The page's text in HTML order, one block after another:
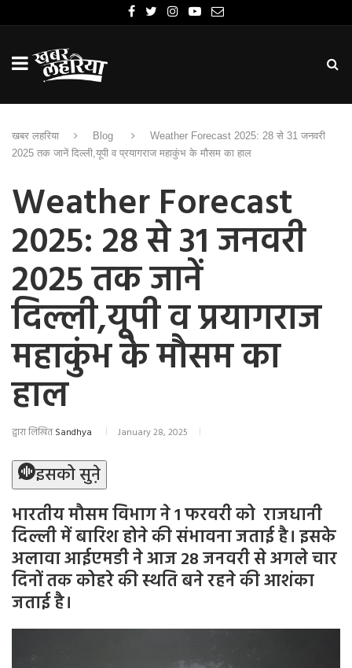
खबर लहरिया Blog
Weather Forecast 2025: 28 से 31 जनवरी
2025 तक जानें दिल्ली,यूपी व प्रयागराज महाकुंभ के मौसम का हाल
Weather Forecast
2025: 28 से 31 जनवरी
2025 तक जानें
दिल्ली,यूपी व प्रयागराज
महाकुंभ के मौसम का
हाल
द्वारा लिखितSandhya January 28, 2025
इसको सुने़
भारतीय मौसम विभाग ने 1 फरवरी को राजधानी
दिल्ली में बारिश होने की संभावना जताई है। इसके
अलावा आईएमडी ने आज 28 जनवरी से अगले चार
दिनों तक कोहरे की स्थति बने रहने की आशंका
जताई है।